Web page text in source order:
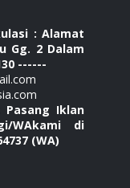
: Alamat
Gg. 2 Dalam
------
Iklan
WAkami di
(WA)